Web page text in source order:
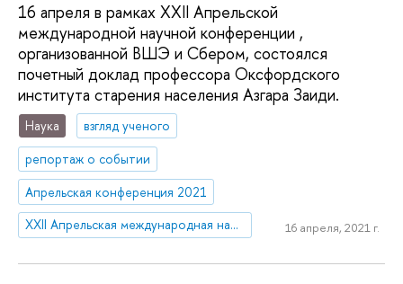
16 апреля в рамках XXII Апрельской
международной научной конференции ,
организованной ВШЭ и Сбером, состоялся
почетный доклад профессора Оксфордского
института старения населения Азгара Заиди.
Наука
взгляд ученого
репортаж о событии
Апрельская конференция 2021
XXII Апрельская международная научная конференция по проблемам развития экономики и общества
16 апреля, 2021 г.